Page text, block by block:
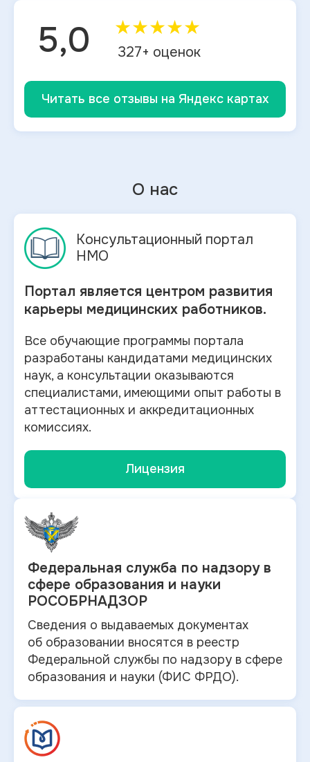
5,0 ★★★★★
327+ оценок
Читать все отзывы на Яндекс картах
О нас
Консультационный портал
НМО
Портал является центром развития
карьеры медицинских работников.
Все обучающие программы портала
разработаны кандидатами медицинских
наук, а консультации оказываются
специалистами, имеющими опыт работы в
аттестационных и аккредитационных
комиссиях.
Лицензия
Федеральная служба по надзору в
сфере образования и науки
РОСОБРНАДЗОР
Сведения о выдаваемых документах
об образовании вносятся в реестр
Федеральной службы по надзору в сфере
образования и науки (ФИС ФРДО).